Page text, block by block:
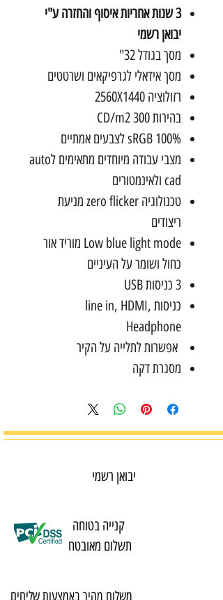
3 שנות אחריות איסוף והחזרה ע"י
יבואן רשמי
מסך בגודל 32"
מסך אידאלי לגרפיקאים ושרטטים
רזולוציה 2560X1440
בהירות 300 CD/m2
sRGB 100% לצבעים אמתיים
מצבי עבודה מיוחדים מתאימים לauto
cad ולאינמטורים
טכנולוגיה zero flicker מניעת
ריצודים
Low blue light mode מוריד אור
כחול ושומר על העיניים
3 כניסות USB
כניסות line in, HDMI,
Headphone
אפשרות לתלייה על הקיר
מסגרת דקה
יבואן רשמי
קנייה בטוחה
תשלום מאובטח
משלוח מהיר באמצעות שליחים